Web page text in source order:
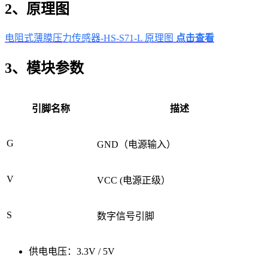
2、原理图
电阻式薄膜压力传感器-HS-S71-L 原理图 点击查看
3、模块参数
引脚名称 描述
G GND（电源输入）
V VCC (电源正级）
S 数字信号引脚
供电电压：3.3V / 5V